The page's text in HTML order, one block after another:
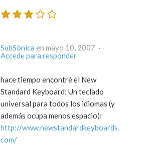
SubSónica
en mayo 10, 2007 ·
Accede para responder
hace tiempo encontré el New
Standard Keyboard: Un teclado
universal para todos los idiomas (y
además ocupa menos espacio):
http://www.newstandardkeyboards.
com/